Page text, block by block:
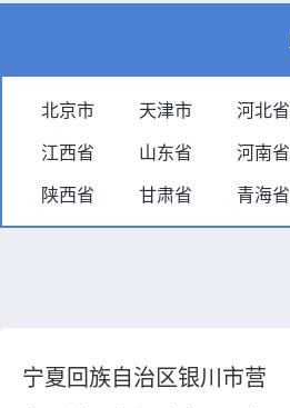
北京市 天津市 河北省
江西省 山东省 河南省
陕西省 甘肃省 青海省
宁夏回族自治区银川市营